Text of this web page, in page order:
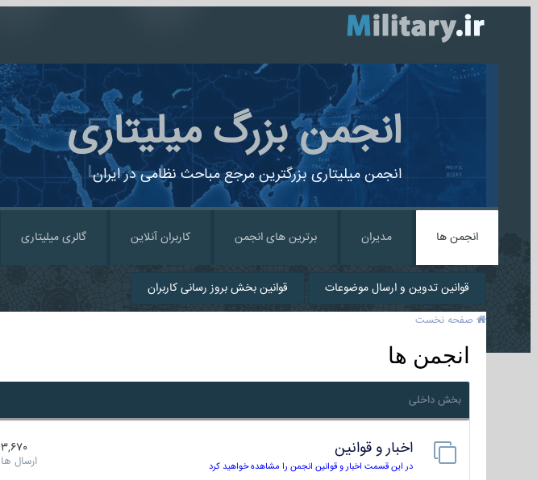
انجمن بزرگ میلیتاری
انجمن میلیتاری بزرگترین مرجع مباحث نظامی در ایران
انجمن ها مدیران برترین های انجمن کاربران آنلاین گالری میلیتاری
قوانین تدوین و ارسال موضوعات قوانین بخش بروز رسانی کاربران
صفحه نخست
انجمن ها
بخش داخلی
اخبار و قوانین
در این قسمت اخبار و قوانین انجمن را مشاهده خواهید کرد
3,670
ارسال ها